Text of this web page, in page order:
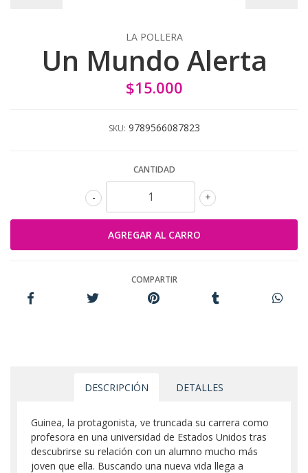
LA POLLERA
Un Mundo Alerta
$15.000
SKU: 9789566087823
CANTIDAD
+
-
COMPARTIR
DESCRIPCIÓN DETALLES
Guinea, la protagonista, ve truncada su carrera como
profesora en una universidad de Estados Unidos tras
descubrirse su relación con un alumno mucho más
joven que ella. Buscando una nueva vida llega a